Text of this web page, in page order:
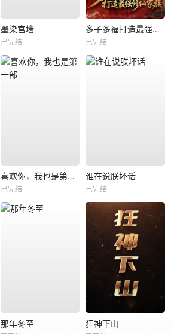
墨染宫墙
已完结
多子多福打造最强修仙家族
已完结
喜欢你，我也是第一部
已完结
谁在说朕坏话
已完结
那年冬至 狂神下山